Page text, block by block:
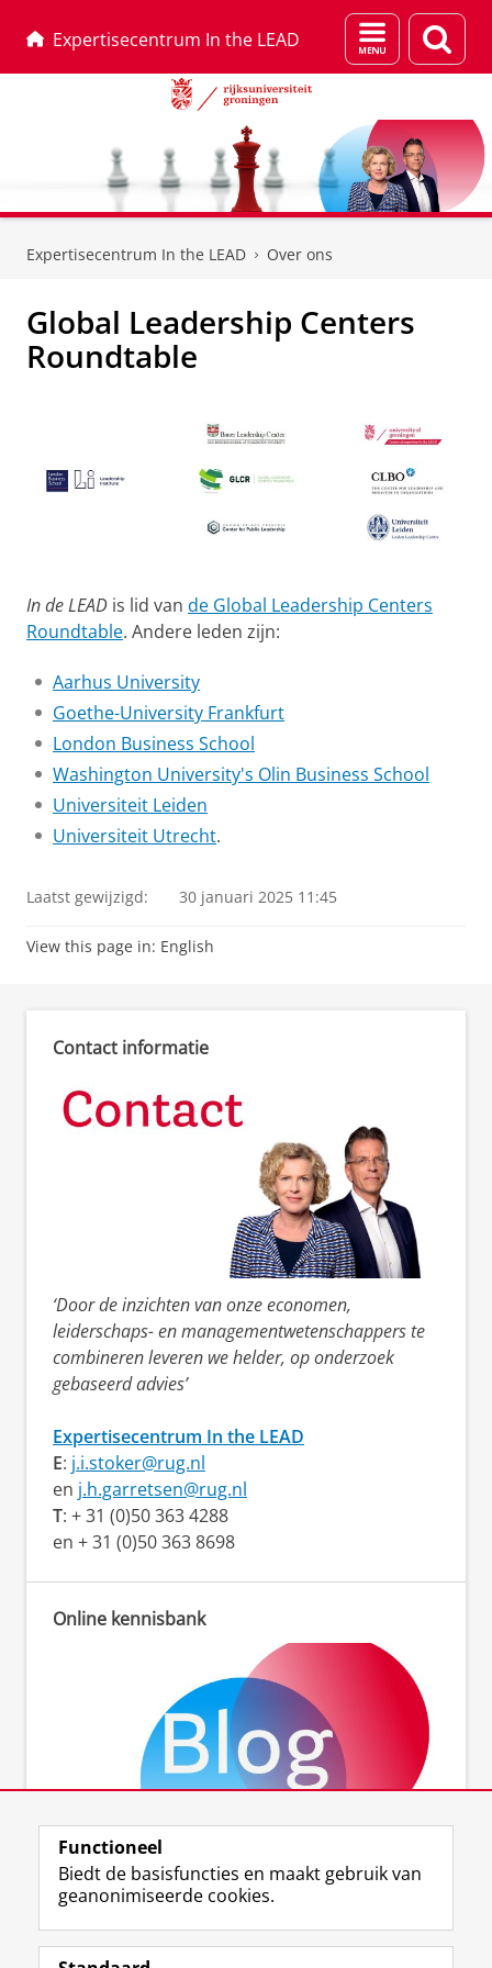
Expertisecentrum In the LEAD
Menu
en
Expertisecentrum In the LEAD Over ons
Global Leadership Centers
Roundtable
In de LEAD is lid van de Global Leadership Centers
Roundtable. Andere leden zijn:
Aarhus University
Goethe-University Frankfurt
London Business School
Washington University's Olin Business School
Universiteit Leiden
Universiteit Utrecht.
Laatst gewijzigd: 30 januari 2025 11:45
View this page in: English
Contact informatie
‘Door de inzichten van onze economen,
leiderschaps- en managementwetenschappers te
combineren leveren we helder, op onderzoek
gebaseerd advies’
Expertisecentrum In the LEAD
E: j.i.stoker@rug.nl
en j.h.garretsen@rug.nl
T: + 31 (0)50 363 4288
en + 31 (0)50 363 8698
Online kennisbank
Neem een kijkje op onze blog
Tweets
Functioneel
Biedt de basisfuncties en maakt gebruik van
geanonimiseerde cookies.